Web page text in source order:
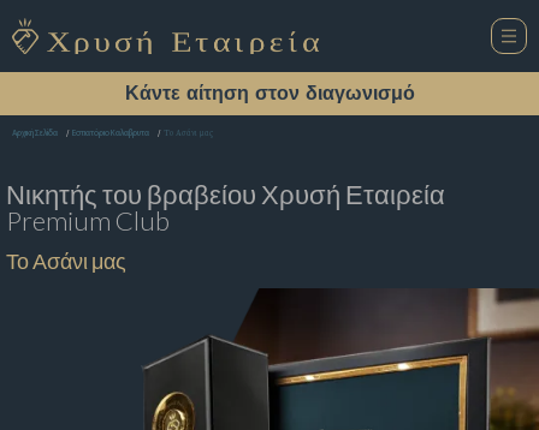
Κάντε αίτηση στον διαγωνισμό
Αρχική Σελίδα Εστιατόριο Καλαβρυτα Το Ασάνι μας
Νικητής του βραβείου Χρυσή Εταιρεία
Premium Club
Το Ασάνι μας